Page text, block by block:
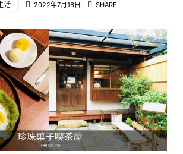
活 2022年7月16日 SHARE